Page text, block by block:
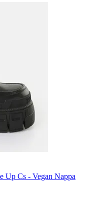
Up Cs - Vegan Nappa